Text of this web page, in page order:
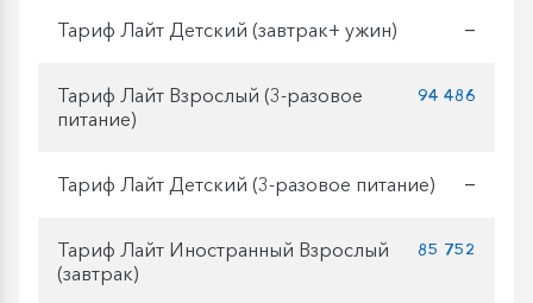
Тариф Лайт Детский (завтрак+ ужин) —
Тариф Лайт Взрослый (3-разовое
питание)
94 486
Тариф Лайт Детский (3-разовое питание) —
Тариф Лайт Иностранный Взрослый
(завтрак)
85 752